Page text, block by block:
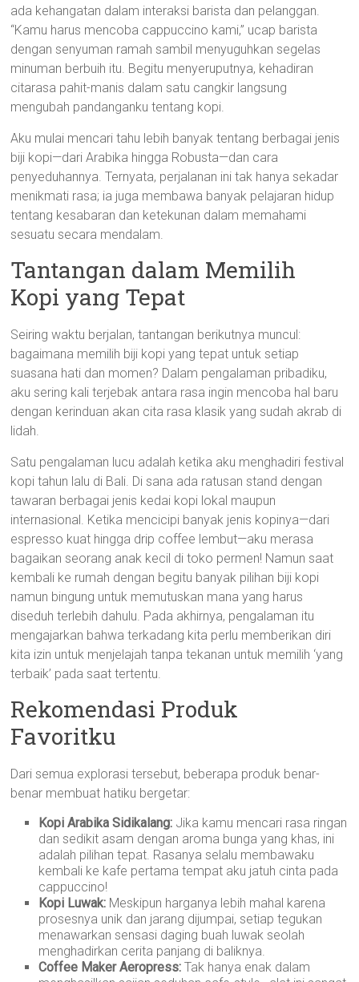
ada kehangatan dalam interaksi barista dan pelanggan.
“Kamu harus mencoba cappuccino kami,” ucap barista
dengan senyuman ramah sambil menyuguhkan segelas
minuman berbuih itu. Begitu menyeruputnya, kehadiran
citarasa pahit-manis dalam satu cangkir langsung
mengubah pandanganku tentang kopi.
Aku mulai mencari tahu lebih banyak tentang berbagai jenis
biji kopi—dari Arabika hingga Robusta—dan cara
penyeduhannya. Ternyata, perjalanan ini tak hanya sekadar
menikmati rasa; ia juga membawa banyak pelajaran hidup
tentang kesabaran dan ketekunan dalam memahami
sesuatu secara mendalam.
Tantangan dalam Memilih
Kopi yang Tepat
Seiring waktu berjalan, tantangan berikutnya muncul:
bagaimana memilih biji kopi yang tepat untuk setiap
suasana hati dan momen? Dalam pengalaman pribadiku,
aku sering kali terjebak antara rasa ingin mencoba hal baru
dengan kerinduan akan cita rasa klasik yang sudah akrab di
lidah.
Satu pengalaman lucu adalah ketika aku menghadiri festival
kopi tahun lalu di Bali. Di sana ada ratusan stand dengan
tawaran berbagai jenis kedai kopi lokal maupun
internasional. Ketika mencicipi banyak jenis kopinya—dari
espresso kuat hingga drip coffee lembut—aku merasa
bagaikan seorang anak kecil di toko permen! Namun saat
kembali ke rumah dengan begitu banyak pilihan biji kopi
namun bingung untuk memutuskan mana yang harus
diseduh terlebih dahulu. Pada akhirnya, pengalaman itu
mengajarkan bahwa terkadang kita perlu memberikan diri
kita izin untuk menjelajah tanpa tekanan untuk memilih ‘yang
terbaik’ pada saat tertentu.
Rekomendasi Produk
Favoritku
Dari semua explorasi tersebut, beberapa produk benar-
benar membuat hatiku bergetar:
Kopi Arabika Sidikalang: Jika kamu mencari rasa ringan
dan sedikit asam dengan aroma bunga yang khas, ini
adalah pilihan tepat. Rasanya selalu membawaku
kembali ke kafe pertama tempat aku jatuh cinta pada
cappuccino!
Kopi Luwak: Meskipun harganya lebih mahal karena
prosesnya unik dan jarang dijumpai, setiap tegukan
menawarkan sensasi daging buah luwak seolah
menghadirkan cerita panjang di baliknya.
Coffee Maker Aeropress: Tak hanya enak dalam